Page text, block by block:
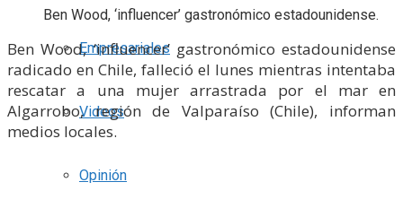
Empresariales
Videos
Opinión
Ben Wood, ‘influencer’ gastronómico estadounidense.
Ben Wood, ‘influencer’ gastronómico estadounidense
radicado en Chile, falleció el lunes mientras intentaba
rescatar a una mujer arrastrada por el mar en
Algarrobo, región de Valparaíso (Chile), informan
medios locales.